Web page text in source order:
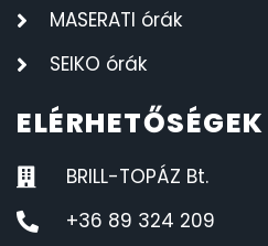
MASERATI órák
SEIKO órák
ELÉRHETŐSÉGEK
BRILL-TOPÁZ Bt.
+36 89 324 209